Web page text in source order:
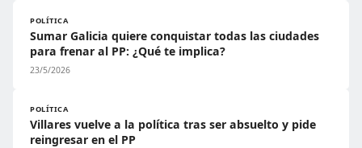
POLÍTICA
Sumar Galicia quiere conquistar todas las ciudades
para frenar al PP: ¿Qué te implica?
23/5/2026
POLÍTICA
Villares vuelve a la política tras ser absuelto y pide
reingresar en el PP